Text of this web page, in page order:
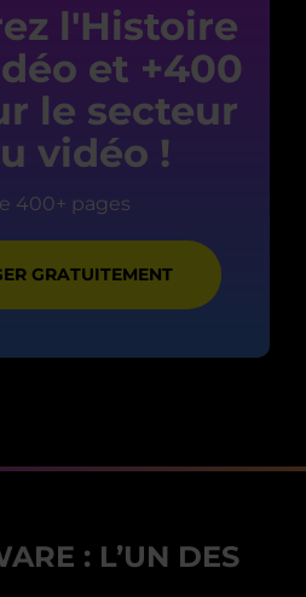
l'Histoire
et +400
le secteur
vidéo !
GRATUITEMENT
400+ pages
: L’UN DES